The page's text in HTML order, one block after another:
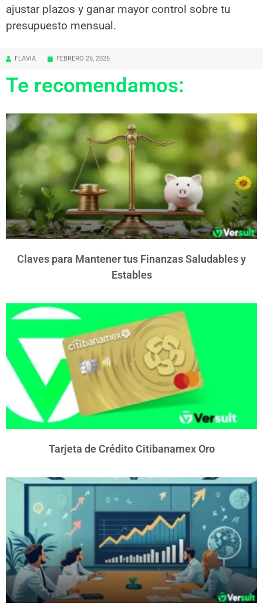
ajustar plazos y ganar mayor control sobre tu
presupuesto mensual.
FLAVIA FEBRERO 26, 2026
Te recomendamos:
Claves para Mantener tus Finanzas Saludables y
Estables
Tarjeta de Crédito Citibanamex Oro